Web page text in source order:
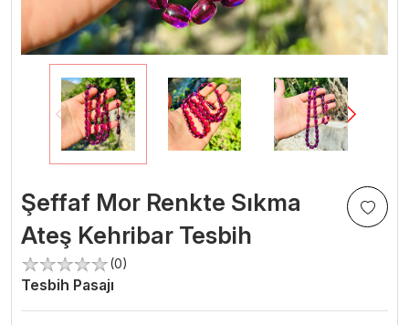
Şeffaf Mor Renkte Sıkma
Ateş Kehribar Tesbih
(0)
Tesbih Pasajı